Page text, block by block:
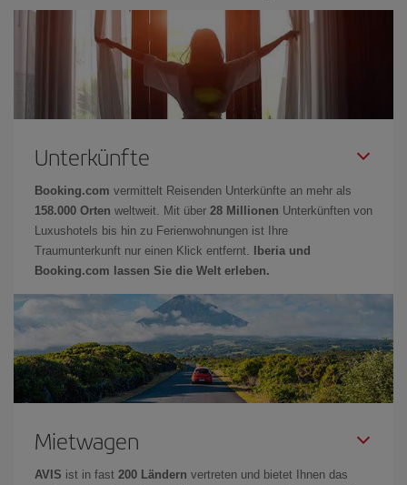
Unterkünfte
Booking.com vermittelt Reisenden Unterkünfte an mehr als
158.000 Orten weltweit. Mit über 28 Millionen Unterkünften von
Luxushotels bis hin zu Ferienwohnungen ist Ihre
Traumunterkunft nur einen Klick entfernt.
Iberia und
Booking.com lassen Sie die Welt erleben.
Mietwagen
AVIS ist in fast 200 Ländern vertreten und bietet Ihnen das